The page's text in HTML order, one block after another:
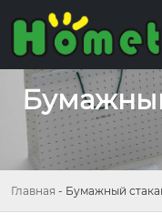
Главная - Бумажный